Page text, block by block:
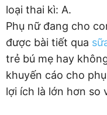
loại thai kì: A.
Phụ nữ đang cho
được bài tiết qua
trẻ bú mẹ hay
khuyến cáo cho
lợi ích là lớn hơn so